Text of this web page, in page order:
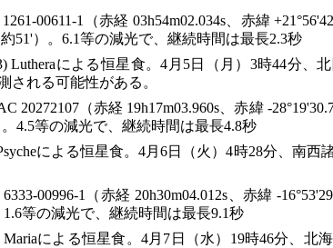
00611-1（赤経 03h54m02.034s、赤緯
51'）。6.1等の減光で、継続時間は最長2.3秒
Lutheraによる恒星食。4月5日（月）3時44分、
される可能性がある。
20272107（赤経 19h17m03.960s、赤緯 -
。4.5等の減光で、継続時間は最長4.8秒
による恒星食。4月6日（火）4時28分、南西
00996-1（赤経 20h30m04.012s、赤緯 -
等の減光で、継続時間は最長9.1秒
Mariaによる恒星食。4月7日（水）19時46分、北